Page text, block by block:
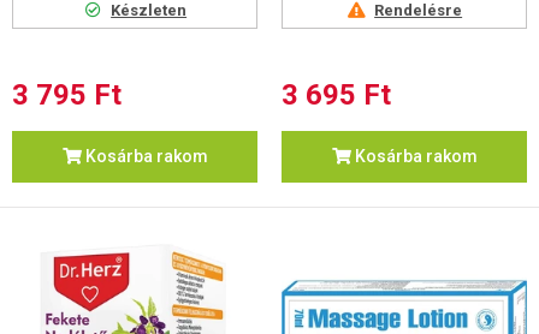
Készleten
3 795 Ft
Kosárba rakom
Rendelésre
3 695 Ft
Kosárba rakom